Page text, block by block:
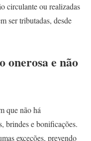
circulante ou realizadas
ser tributadas, desde
onerosa e não
que não há
brindes e bonificações.
exceções, prevendo